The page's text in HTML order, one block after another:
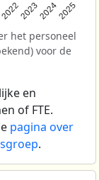
2022202320242025
het personeel
voor de
en
of FTE.
pagina over
.